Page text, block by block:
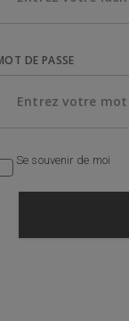
DE PASSE
Se souvenir de moi